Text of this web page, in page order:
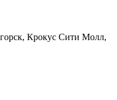
Крокус Сити Молл,